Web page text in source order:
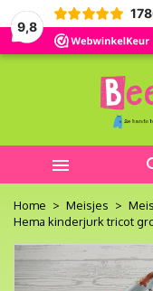
9,8

Home Meisjes
Hema kinderjurk tricot